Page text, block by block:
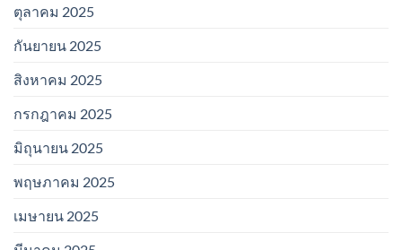
ตุลาคม 2025
กันยายน 2025
สิงหาคม 2025
กรกฎาคม 2025
มิถุนายน 2025
พฤษภาคม 2025
เมษายน 2025